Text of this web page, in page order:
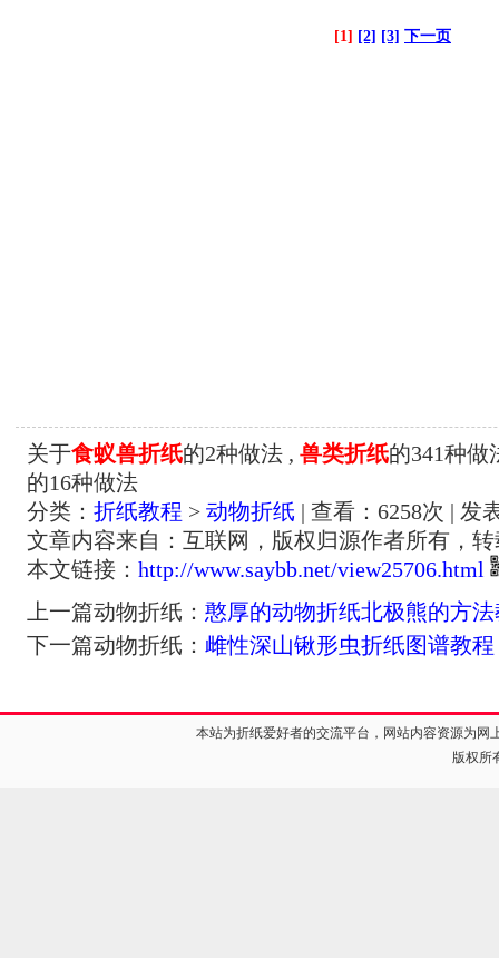
[1] [2] [3] 下一页
关于食蚁兽折纸的2种做法 , 兽类折纸的341种做
的16种做法
分类： 折纸教程 > 动物折纸 | 查看： 6258次 | 发
文章内容来自：互联网，版权归源作者所有，
本文链接： http://www.saybb.net/view25706.html
上一篇动物折纸： 憨厚的动物折纸北极熊的方
下一篇动物折纸： 雌性深山锹形虫折纸图谱教程
本站为折纸爱好者的交流平台，网站内容资源为
版权所